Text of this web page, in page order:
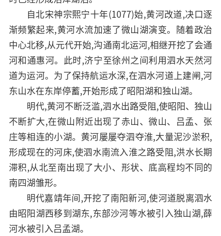
自北宋神宗熙宁十年(1077)始,黄河改道,决口逐
渐频繁起来,黄河水流加速了微山湖演变。随着政治
中心北移,从元代开始,沟通南北运河,相继开挖了会通
河和通惠河。此时,济宁至徐州之间利用泗水天然河
道为运河。为了保持航运水深,在泗水河道上建闸,河
东山水在东岸停蓄,开始形成了昭阳湖和独山湖。
明代,黄河不断泛滥,泗水出路受阻,使昭阳、独山
不断扩大,在微山附近出现了赤山、微山、吕孟、张
庄等相连的小湖。黄河屡屡夺泗夺淮,大量泥沙淤积,
形成现在的河床,使泗水南流入淮之路受阻,洪水长期
滞积,从北至南出现了大小、形状、底高程均不同的
南四湖雏形。
明代嘉靖年间,开挖了南阳新河,使河道脱离泗水
由昭阳湖西移到湖东,东部沙河等水被引入独山湖,薛
河水被引入吕孟湖。